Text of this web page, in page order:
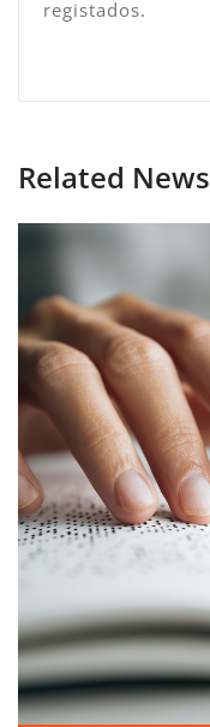
registados.
Related News